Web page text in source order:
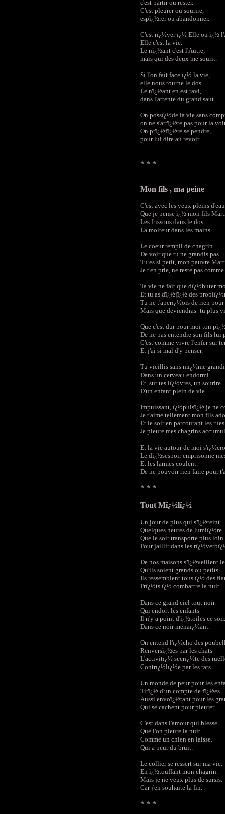
c'est partir ou rester.
C'est pleurer ou sourire,
espï¿½rer ou abandonner.
C'est rï¿½ver ï¿½ Elle ou ï¿½
Elle c'est la vie.
Le nï¿½ant c'est l'Autre,
mais qui des deux me sourit.
Si l'on fait face ï¿½ la vie,
elle nous tourne le dos.
Le nï¿½ant en est ravi,
dans l'attente du grand saut.
On possï¿½de la vie sans
on ne s'arrï¿½te pas pour la
On prï¿½fï¿½re se pendre,
pour lui dire au revoir.
* * *
Mon fils , ma peine
C'est avec les yeux pleins
Que je pense ï¿½ mon fils
Les frissons dans le dos.
La moiteur dans les mains.
Le coeur rempli de chagrin.
De voir que tu ne grandis pas.
Tu es si petit, mon pauvre
Je t'en prie, ne reste pas
Ta vie ne fait que dï¿½buter
Et tu as dï¿½jï¿½ des
Tu ne t'aperï¿½ois de rien
Mais que deviendras- tu plus
Que c'est dur pour moi ton
De ne pas entendre son fils lui
C'est comme vivre l'enfer sur
Et j'ai si mal d'y penser.
Tu vieillis sans mï¿½me
Dans un cerveau endormi
Et, sur tes lï¿½vres, un sourire
D'un enfant plein de vie
Impuissant, ï¿½puisï¿½ je ne
Je t'aime tellement mon fils
Et le soir en parcourant les rues
Je pleure mes chagrins
Et la vie autour de moi
Le dï¿½sespoir emprisonne
Et les larmes coulent.
De ne pouvoir rien faire pour
* * *
Tout Mï¿½lï¿½
Un jour de plus qui s'ï¿½teint
Quelques heures de lumiï¿½re.
Que le soir transporte plus loin.
Pour jaillir dans les
De nos maisons s'ï¿½veillent
Qu'ils soient grands ou petits.
Ils ressemblent tous ï¿½ des
Prï¿½ts ï¿½ combattre la nuit.
Dans ce grand ciel tout noir.
Qui endort les enfants
Il n'y a point d'ï¿½toiles ce soir.
Dans ce noir menaï¿½ant.
On entend l'ï¿½cho des
Renversï¿½es par les chats.
L'activitï¿½ secrï¿½te des
Contrï¿½lï¿½e par les rats.
Un monde de peur pour les
Tirï¿½ d'un compte de fï¿½es.
Aussi envoï¿½tant pour les
Qui se cachent pour pleurer.
C'est dans l'amour qui blesse.
Que l'on pleure la nuit.
Comme un chien en laisse.
Qui a peur du bruit.
Le collier se ressert sur ma vie.
En ï¿½touffant mon chagrin.
Mais je ne veux plus de sursis.
Car j'en souhaite la fin.
* * *